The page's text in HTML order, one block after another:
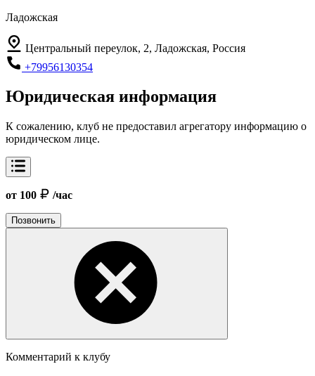
Ладожская
Центральный переулок, 2, Ладожская, Россия
+79956130354
Юридическая информация
К сожалению, клуб не предоставил агрегатору информацию о
юридическом лице.
от 100 /час
Позвонить
Комментарий к клубу